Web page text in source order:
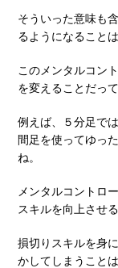
そういった意味も
るようになること
このメンタルコン
を変えることだっ
例えば、５分足で
間足を使ってゆっ
ね。
メンタルコントロ
スキルを向上させ
損切りスキルを身
かしてしまうこと